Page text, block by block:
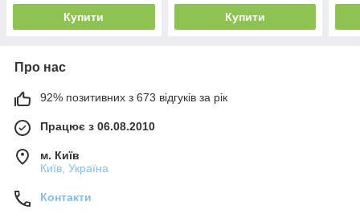
Купити Купити
Про нас
92% позитивних з 673 відгуків за рік
Працює з 06.08.2010
м. Київ
Київ, Україна
Контакти